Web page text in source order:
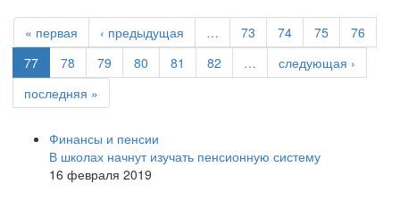
« первая ‹ предыдущая … 73 74 75
76
77
78 79 80 81 82 …
следующая ›
последняя »
Финансы и пенсии
В школах начнут изучать пенсионную систему
16 февраля 2019